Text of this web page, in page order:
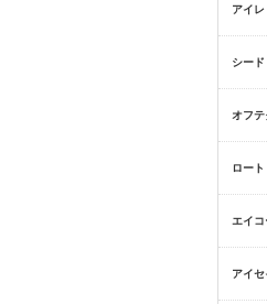
アイレ
シード
オフテ
ロート
エイコ
アイセ